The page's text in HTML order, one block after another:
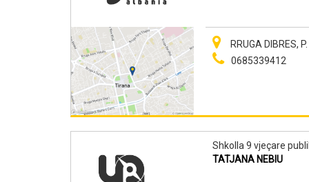
RRUGA DIBRES,
0685339412
Shkolla 9 vjeçare
TATJANA NEBIU